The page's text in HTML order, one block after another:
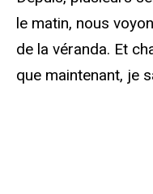
le matin, nous
de la véranda. Et
que maintenant, je